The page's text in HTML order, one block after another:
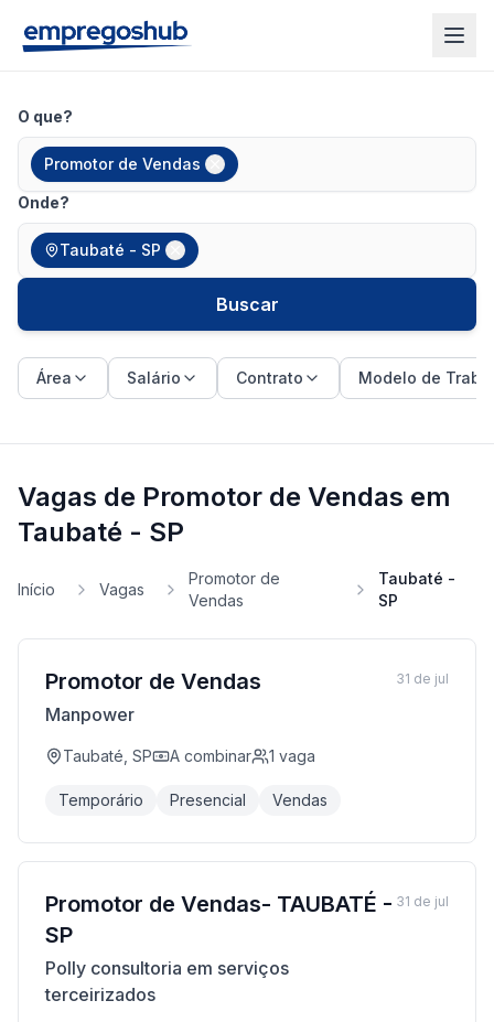
O que?
Promotor de Vendas
Onde?
Taubaté - SP
Buscar
Área Salário Contrato Modelo de
Vagas de Promotor de Vendas em
Taubaté - SP
Início Vagas
Promotor de
Vendas
Taubaté -
SP
Promotor de Vendas
Manpower
Taubaté, SP A combinar 1 vaga
Temporário Presencial Vendas
31 de jul
Promotor de Vendas- TAUBATÉ -
SP
Polly consultoria em serviços
terceirizados
31 de jul